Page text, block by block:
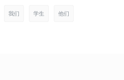
我们 学生 他们